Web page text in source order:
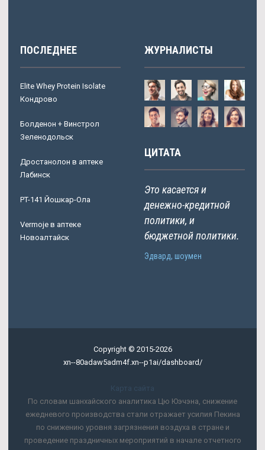
ПОСЛЕДНЕЕ
Elite Whey Protein Isolate
Кондрово
Болденон + Винстрол
Зеленодольск
Дростанолон в аптеке
Лабинск
PT-141 Йошкар-Ола
Vermoje в аптеке
Новоалтайск
ЖУРНАЛИСТЫ
ЦИТАТА
Это касается и
денежно-кредитной
политики, и
бюджетной политики.
Эдвард, шоумен
Copyright © 2015-2026
xn--80adaw5adm4f.xn--p1ai/dashboard/
Карта сайта
По словам шанхайского аналитика Цю Юэчэна, снижение
ежедневого производства стали отражает усилия Пекина
по снижению уровня загрязнения воздуха в стране и
проведение праздничных мероприятий в начале отчетного